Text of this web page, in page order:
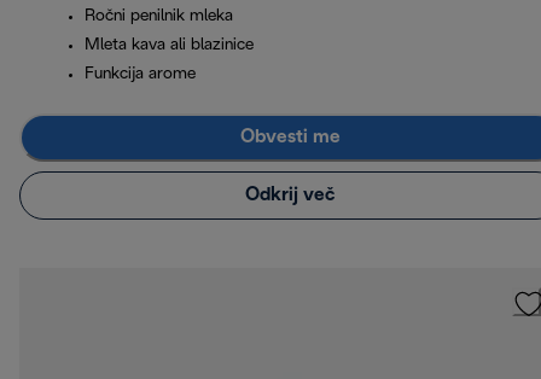
Ročni penilnik mleka
Mleta kava ali blazinice
Funkcija arome
Obvesti me
Odkrij več